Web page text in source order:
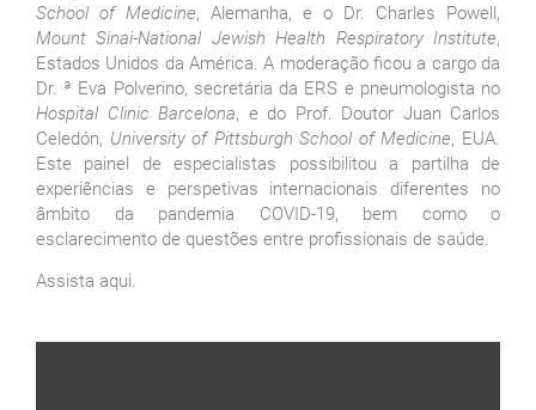
School of Medicine, Alemanha, e o Dr. Charles Powell,
Mount Sinai-National Jewish Health Respiratory Institute,
Estados Unidos da América. A moderação ficou a cargo da
Dr. ª Eva Polverino, secretária da ERS e pneumologista no
Hospital Clinic Barcelona, e do Prof. Doutor Juan Carlos
Celedón, University of Pittsburgh School of Medicine, EUA.
Este painel de especialistas possibilitou a partilha de
experiências e perspetivas internacionais diferentes no
âmbito da pandemia COVID-19, bem como o
esclarecimento de questões entre profissionais de saúde.
Assista aqui.